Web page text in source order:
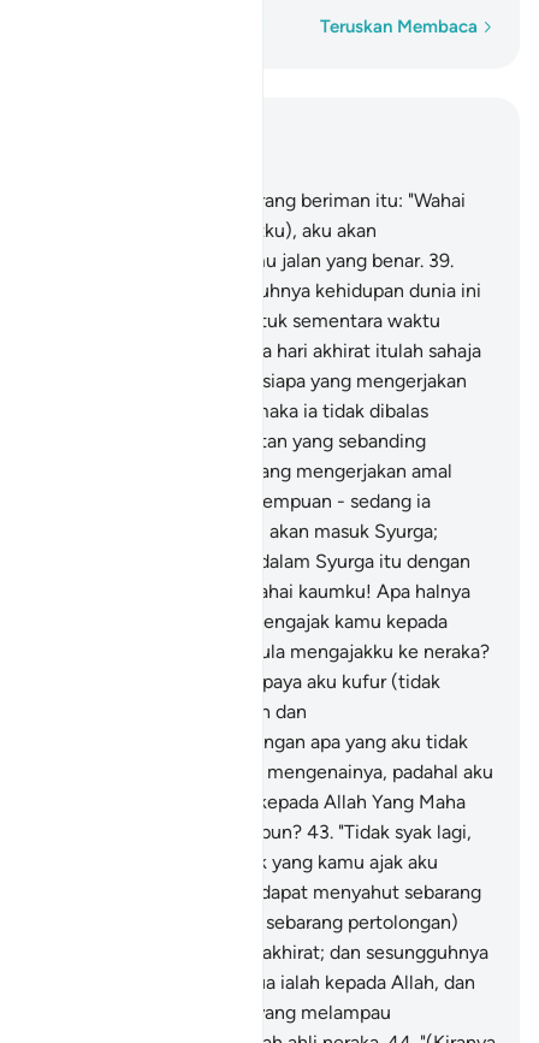
Teruskan Membaca
Dan berkatalah pula orang beriman itu: "Wahai
kaumku! Turutlah (nasihatku), aku akan
menunjukkan kepada kamu jalan yang benar. 39.
"Wahai kaumku! Sesungguhnya kehidupan dunia ini
hanyalah kesenangan (untuk sementara waktu
sahaja), dan sesungguhnya hari akhirat itulah sahaja
"Sesiapa yang mengerjakan
sesuatu perbuatan jahat maka ia tidak dibalas
melainkan dengan kejahatan yang sebanding
dengannya; dan sesiapa yang mengerjakan amal
soleh - dari lelaki atau perempuan - sedang ia
beriman, maka mereka itu akan masuk Syurga;
mereka beroleh rezeki di dalam Syurga itu dengan
"Dan wahai kaumku! Apa halnya
aku dengan kamu? Aku mengajak kamu kepada
keselamatan, dan kamu pula mengajakku ke neraka?
"Kamu mengajakku supaya aku kufur (tidak
percayakan keesaan) Allah dan
mempersekutukanNya dengan apa yang aku tidak
mempunyai pengetahuan mengenainya, padahal aku
mengajak kamu beriman kepada Allah Yang Maha
Kuasa, lagi Maha Pengampun? 43. "Tidak syak lagi,
bahawa makhluk-makhluk yang kamu ajak aku
menyembahnya itu tidak dapat menyahut sebarang
seruan (atau memberikan sebarang pertolongan)
sama ada di dunia atau di akhirat; dan sesungguhnya
tempat kembali kita semua ialah kepada Allah, dan
sebenarnya orang-orang yang melampau